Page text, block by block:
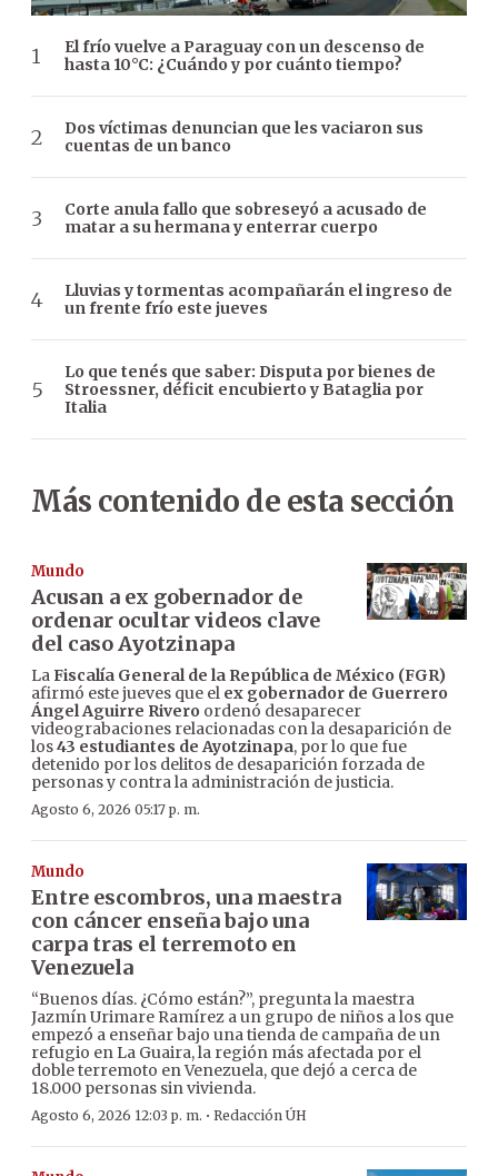
El frío vuelve a Paraguay con un descenso de
hasta 10°C: ¿Cuándo y por cuánto tiempo?
Dos víctimas denuncian que les vaciaron sus
cuentas de un banco
Corte anula fallo que sobreseyó a acusado de
matar a su hermana y enterrar cuerpo
Lluvias y tormentas acompañarán el ingreso de
un frente frío este jueves
Lo que tenés que saber: Disputa por bienes de
Stroessner, déficit encubierto y Bataglia por
Italia
Más contenido de esta sección
Mundo
Acusan a ex gobernador de
ordenar ocultar videos clave
del caso Ayotzinapa
LaFiscalía General de la República de México (FGR)
afirmó este jueves que el ex gobernador de Guerrero
Ángel Aguirre Rivero ordenó desaparecer
videograbaciones relacionadas con la desaparición de
los43 estudiantes de Ayotzinapa, por lo que fue
detenido por los delitos de desaparición forzada de
personas y contra la administración de justicia.
Agosto 6, 2026 05:17 p. m.
Mundo
Entre escombros, una maestra
con cáncer enseña bajo una
carpa tras el terremoto en
Venezuela
“Buenos días. ¿Cómo están?”, pregunta la maestra
Jazmín Urimare Ramírez a un grupo de niños a los que
empezó a enseñar bajo una tienda de campaña de un
refugio en La Guaira, la región más afectada por el
doble terremoto en Venezuela, que dejó a cerca de
18.000 personas sin vivienda.
Agosto 6, 2026 12:03 p. m. · Redacción ÚH